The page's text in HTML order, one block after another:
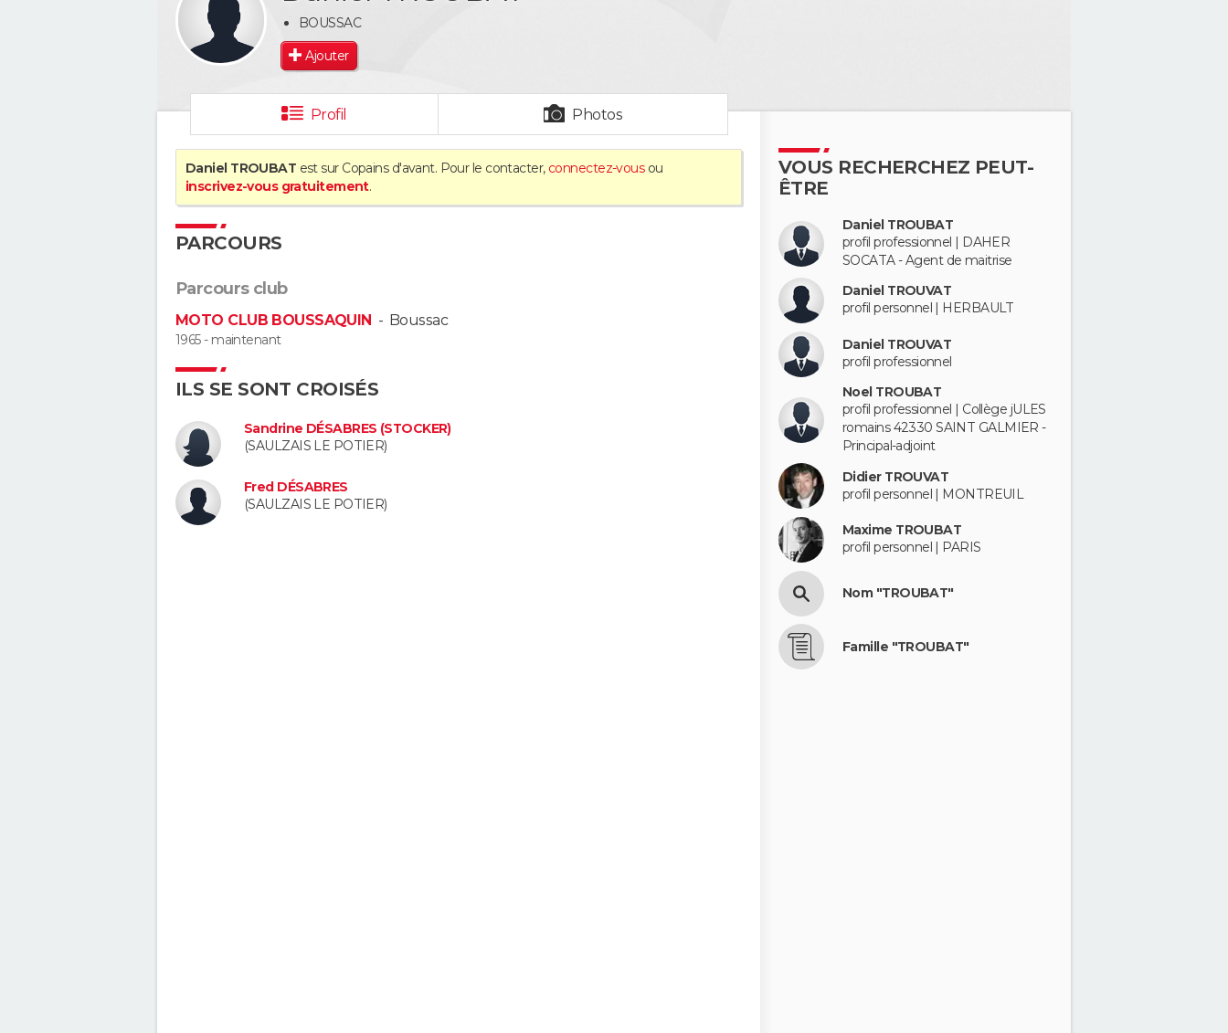
BOUSSAC
Ajouter
Profil Photos
Daniel TROUBAT est sur Copains d'avant. Pour le contacter, connectez-vousou
inscrivez-vous gratuitement.
PARCOURS
Parcours club
MOTO CLUB BOUSSAQUIN - Boussac
1965 - maintenant
ILS SE SONT CROISÉS
Sandrine DÉSABRES (STOCKER)
(SAULZAIS LE POTIER)
Fred DÉSABRES
(SAULZAIS LE POTIER)
VOUS RECHERCHEZ PEUT-
ÊTRE
Daniel TROUBAT
profil professionnel | DAHER
SOCATA - Agent de maitrise
Daniel TROUVAT
profil personnel | HERBAULT
Daniel TROUVAT
profil professionnel
Noel TROUBAT
profil professionnel | Collège jULES
romains 42330 SAINT GALMIER -
Principal-adjoint
Didier TROUVAT
profil personnel | MONTREUIL
Maxime TROUBAT
profil personnel | PARIS
Nom "TROUBAT"
Famille "TROUBAT"